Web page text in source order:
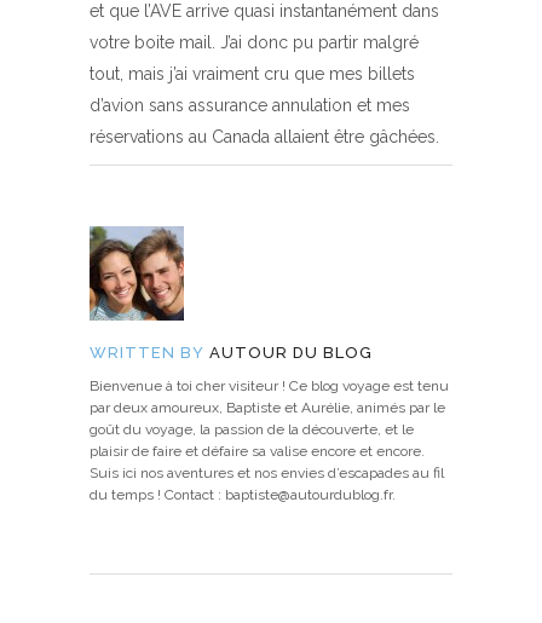
et que l’AVE arrive quasi instantanément dans
votre boite mail. J’ai donc pu partir malgré
tout, mais j’ai vraiment cru que mes billets
d’avion sans assurance annulation et mes
réservations au Canada allaient être gâchées.
WRITTEN BY AUTOUR DU BLOG
Bienvenue à toi cher visiteur ! Ce blog voyage est tenu
par deux amoureux, Baptiste et Aurélie, animés par le
goût du voyage, la passion de la découverte, et le
plaisir de faire et défaire sa valise encore et encore.
Suis ici nos aventures et nos envies d’escapades au fil
du temps ! Contact : baptiste@autourdublog.fr.